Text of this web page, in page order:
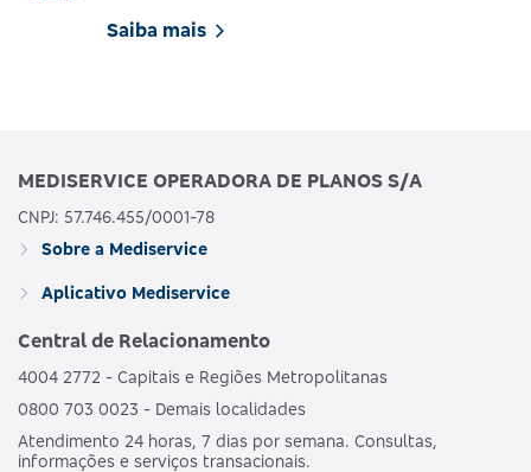
Saiba mais
MEDISERVICE OPERADORA DE PLANOS S/A
CNPJ: 57.746.455/0001-78
Sobre a Mediservice
Aplicativo Mediservice
Central de Relacionamento
4004 2772 - Capitais e Regiões Metropolitanas
0800 703 0023 - Demais localidades
Atendimento 24 horas, 7 dias por semana. Consultas,
informações e serviços transacionais.